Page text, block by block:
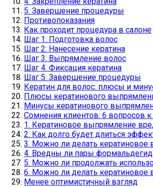
5. Завершение процедуры
Противопоказания
Как проходит процедура в салоне
Шаг 1: Подготовка волос
Шаг 2: Нанесение кератина
Шаг 3: Выпрямление волос
Шаг 4: Фиксация кератина
Шаг 5: Завершение процедуры
Кератин для волос: плюсы и
Плюсы кератинового
Минусы кератинового
Сомнения клиентов: 6 вопросов к
1. Кератиновое выпрямление
2. Как долго будет длиться
3. Можно ли делать
4. Вредны ли пары
5. Можно ли продолжать
6. Можно ли делать
Менее оптимистичный взгляд